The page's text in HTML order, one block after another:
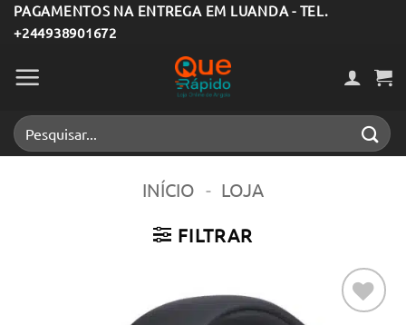
Skip
to
content
PAGAMENTOS NA ENTREGA EM LUANDA - TEL.
+244938901672
Pesquisar
por:
INÍCIO - LOJA
FILTRAR